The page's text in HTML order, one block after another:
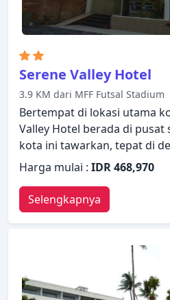
Serene Valley Hotel
3.9 KM dari MFF Futsal Stadium
Bertempat di lokasi utama
Valley Hotel berada di pusat
kota ini tawarkan, tepat di
Anda. Properti ini
untuk memastikan Anda
pengalaman yang luar biasa.
kamar 24 jam, WiFi gratis di
24 jam, layanan kebersihan
yang ada di properti ini.
memberikan tingkat
dekorasi dan fasilitas yang
layar datar, rak pakaian,
Harga mulai : IDR 468,970
Selengkapnya